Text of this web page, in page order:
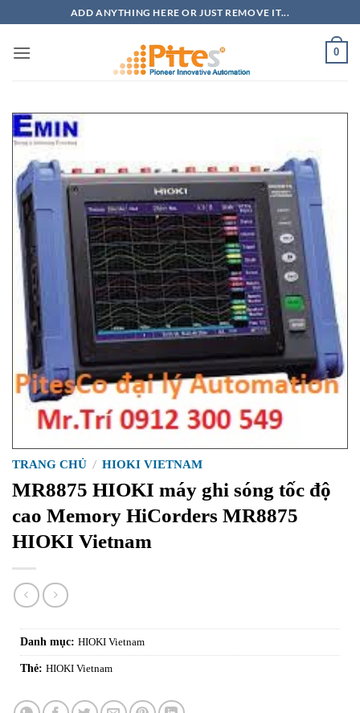
qua
nội
ADD ANYTHING HERE OR JUST REMOVE IT...
0
TRANG CHỦ / HIOKI VIETNAM
MR8875 HIOKI máy ghi sóng tốc độ
cao Memory HiCorders MR8875
HIOKI Vietnam
Danh mục: HIOKI Vietnam
Thẻ: HIOKI Vietnam